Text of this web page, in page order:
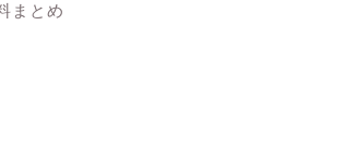
まとめ